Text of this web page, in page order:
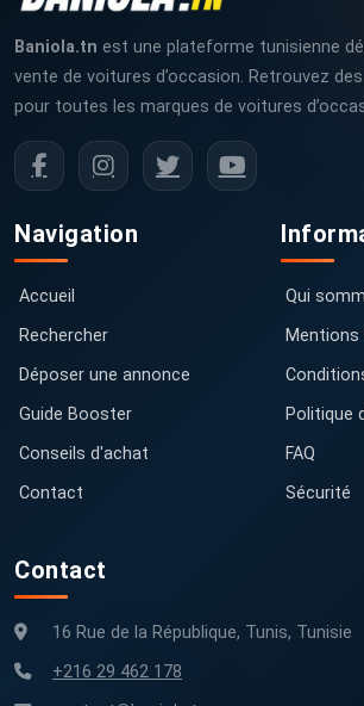
Baniola.tn est une plateforme tunisienne
vente de voitures d’occasion. Retrouvez
pour toutes les marques de voitures
Navigation
Accueil
Rechercher
Déposer une annonce
Guide Booster
Conseils d'achat
Contact
Qui
Mentions
Politique
FAQ
Sécurité
Contact
16 Rue de la République, Tunis, Tunisie
+216 29 462 178